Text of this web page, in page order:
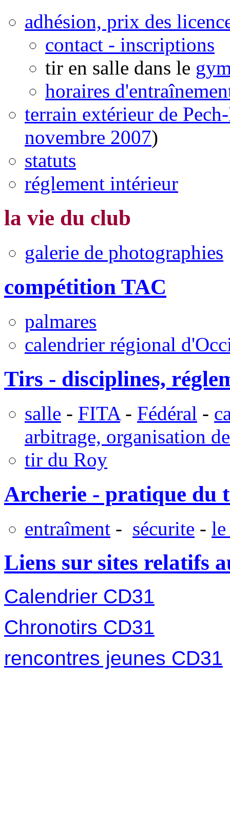
adhésion, prix des
contact - inscriptions
tir en salle dans le
horaires
terrain extérieur de
novembre 2007)
statuts
réglement intérieur
la vie du club
galerie de photographies
compétition TAC
palmares
calendrier régional
Tirs - disciplines,
salle - FITA- Fédéral -
arbitrage, organisation
tir du Roy
Archerie - pratique du
entraîment - sécurite -
Liens sur sites relatifs
Calendrier CD31
Chronotirs CD31
rencontres jeunes CD31